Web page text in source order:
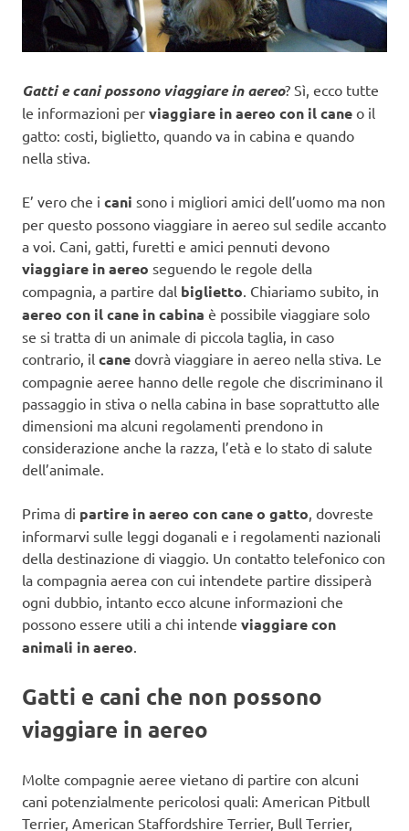
Gatti e cani possono viaggiare in aereo? Sì, ecco tutte
le informazioni per viaggiare in aereo con il cane o il
gatto: costi, biglietto, quando va in cabina e quando
nella stiva.
E’ vero che i cani sono i migliori amici dell’uomo ma non
per questo possono viaggiare in aereo sul sedile accanto
a voi. Cani, gatti, furetti e amici pennuti devono
viaggiare in aereo seguendo le regole della
compagnia, a partire dal biglietto . Chiariamo subito, in
aereo con il cane in cabina è possibile viaggiare solo
se si tratta di un animale di piccola taglia, in caso
contrario, il cane dovrà viaggiare in aereo nella stiva. Le
compagnie aeree hanno delle regole che discriminano il
passaggio in stiva o nella cabina in base soprattutto alle
dimensioni ma alcuni regolamenti prendono in
considerazione anche la razza, l’età e lo stato di salute
dell’animale.
Prima di partire in aereo con cane o gatto , dovreste
informarvi sulle leggi doganali e i regolamenti nazionali
della destinazione di viaggio. Un contatto telefonico con
la compagnia aerea con cui intendete partire dissiperà
ogni dubbio, intanto ecco alcune informazioni che
possono essere utili a chi intende viaggiare con
animali in aereo
Gatti e cani che non possono
viaggiare in aereo
Molte compagnie aeree vietano di partire con alcuni
cani potenzialmente pericolosi quali: American Pitbull
Terrier, American Staffordshire Terrier, Bull Terrier,